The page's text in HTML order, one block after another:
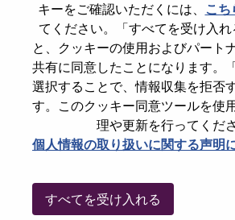
キーをご確認いただくには、
こち
てください。「すべてを受け入
と、クッキーの使用およびパート
共有に同意したことになります。
選択することで、情報収集を拒否
す。このクッキー同意ツールを使
理や更新を行ってくださ
個人情報の取り扱いに関する声明
すべてを受け入れる
パスワードをリセットするた
emailに送ります
パスワードをリセットください
E-mail*